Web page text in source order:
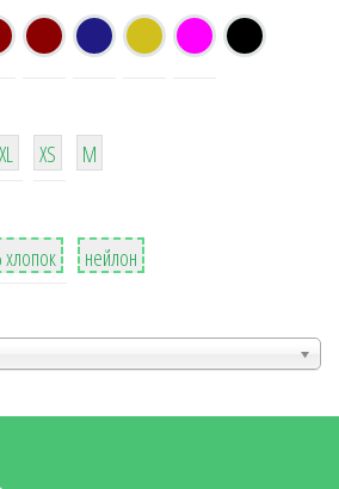
42
XL XS
М
хлопок
2
нейлон